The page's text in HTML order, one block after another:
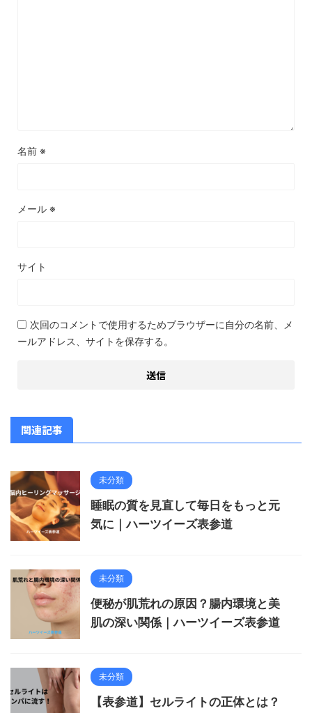
名前 ※
メール ※
サイト
次回のコメントで使用するためブラウザーに自分の名前、メ
ールアドレス、サイトを保存する。
関連記事
未分類
睡眠の質を見直して毎日をもっと元
気に｜ハーツイーズ表参道
未分類
便秘が肌荒れの原因？腸内環境と美
肌の深い関係｜ハーツイーズ表参道
未分類
【表参道】セルライトの正体とは？